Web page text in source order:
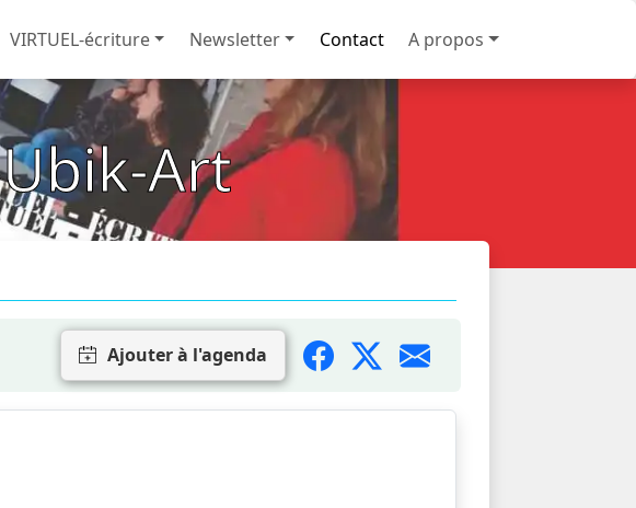
VIRTUEL-écriture Newsletter Contact A propos
Art
Ajouter à l'agenda